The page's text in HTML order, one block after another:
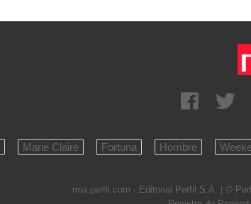
Marie Claire Fortuna Hombre
mia.perfil.com - Editorial Perfil S.A.
| ©